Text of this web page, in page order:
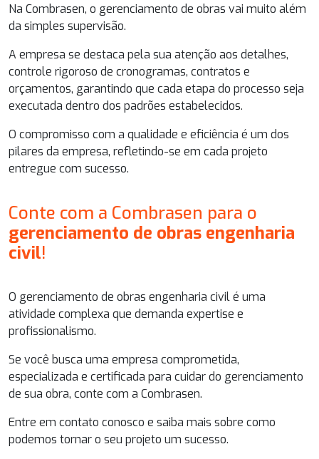
Na Combrasen, o gerenciamento de obras vai muito além
da simples supervisão.
A empresa se destaca pela sua atenção aos detalhes,
controle rigoroso de cronogramas, contratos e
orçamentos, garantindo que cada etapa do processo seja
executada dentro dos padrões estabelecidos.
O compromisso com a qualidade e eficiência é um dos
pilares da empresa, refletindo-se em cada projeto
entregue com sucesso.
Conte com a Combrasen para o
gerenciamento de obras engenharia
civil!
O gerenciamento de obras engenharia civilé uma
atividade complexa que demanda expertise e
profissionalismo.
Se você busca uma empresa comprometida,
especializada e certificada para cuidar do gerenciamento
de sua obra, conte com a Combrasen.
Entre em contato conosco e saiba mais sobre como
podemos tornar o seu projeto um sucesso.